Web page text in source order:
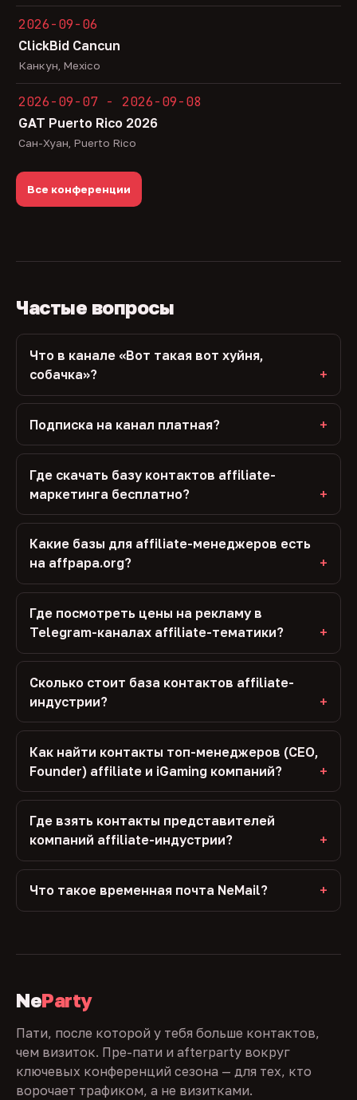
2026-09-06
ClickBid Cancun
Канкун, Mexico
2026-09-07 - 2026-09-08
GAT Puerto Rico 2026
Сан-Хуан, Puerto Rico
Все конференции
Частые вопросы
Что в канале «Вот такая вот хуйня,
собачка»?
Подписка на канал платная?
Где скачать базу контактов affiliate-
маркетинга бесплатно?
Какие базы для affiliate-менеджеров есть
на affpapa.org?
Где посмотреть цены на рекламу в
Telegram-каналах affiliate-тематики?
Сколько стоит база контактов affiliate-
индустрии?
Как найти контакты топ-менеджеров (CEO,
Founder) affiliate и iGaming компаний?
Где взять контакты представителей
компаний affiliate-индустрии?
Что такое временная почта NeMail?
NeParty
Пати, после которой у тебя больше контактов,
чем визиток. Пре-пати и afterparty вокруг
ключевых конференций сезона — для тех, кто
ворочает трафиком, а не визитками.